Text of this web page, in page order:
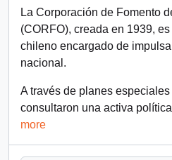
La Corporación de Fomento
(CORFO), creada en 1939,
chileno encargado de
nacional.
A través de planes
consultaron una activa
more